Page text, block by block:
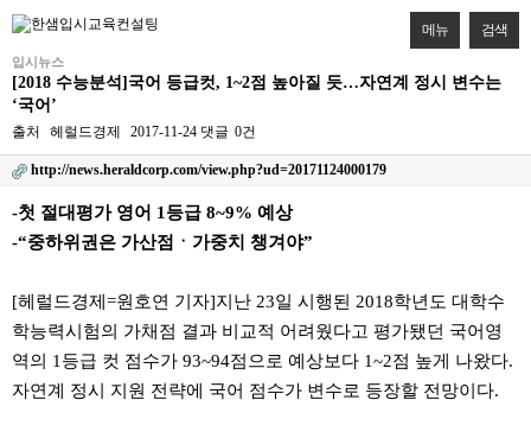
메뉴 검색
입시뉴스
[2018 수능분석]국어 등급컷, 1~2점 높아질 듯…자연계 정시 변수는
‘국어’
출처 헤럴드경제 2017-11-24 댓글 0건
http://news.heraldcorp.com/view.php?ud=20171124000179
-첫 절대평가 영어 1등급 8~9% 예상
-“중하위권은 가산점ㆍ가중치 챙겨야”
[헤럴드경제=원호연 기자]지난 23일 시행된 2018학년도 대학수
학능력시험의 가채점 결과 비교적 어려웠다고 평가됐던 국어영
역의 1등급 컷 점수가 93~94점으로 예상보다 1~2점 높게 나왔다.
자연계 정시 지원 전략에 국어 점수가 변수로 등장할 전망이다.